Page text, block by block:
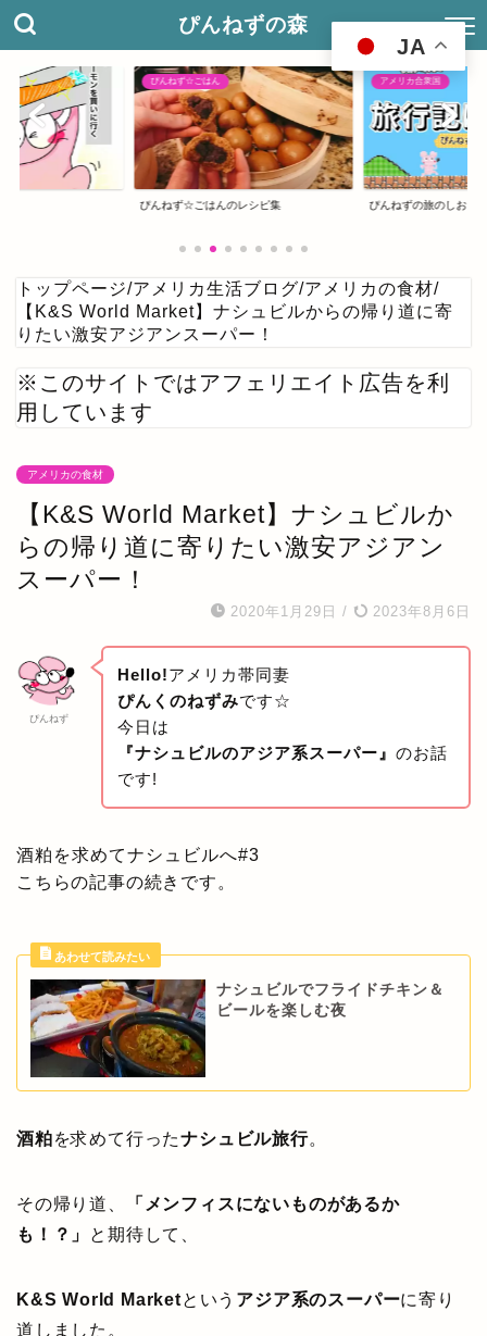
ぴんねずの森
ぴんねず☆ごはん
ぴんねず☆ごはんのレシピ集
アメリカ合衆国
ぴんねずの旅のしおり
トップページ/アメリカ生活ブログ/アメリカの食材/
【K&S World Market】ナシュビルからの帰り道に寄
りたい激安アジアンスーパー！
※このサイトではアフェリエイト広告を利
用しています
アメリカの食材
【K&S World Market】ナシュビルか
らの帰り道に寄りたい激安アジアン
スーパー！
2020年1月29日 / 2023年8月6日
ぴんねず
Hello!アメリカ帯同妻
ぴんくのねずみです☆
今日は
『ナシュビルのアジア系スーパー』 のお話
です!
酒粕を求めてナシュビルへ#3
こちらの記事の続きです。
ナシュビルでフライドチキン＆
ビールを楽しむ夜
酒粕を求めて行ったナシュビル旅行。
その帰り道、
「メンフィスにないものがあるか
も！？」
と期待して、
K&S World Marketという アジア系のスーパーに寄り
道しました。
JA